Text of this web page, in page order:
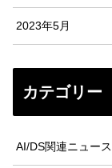
2023年5月
カテゴリー
AI/DS関連ニュース